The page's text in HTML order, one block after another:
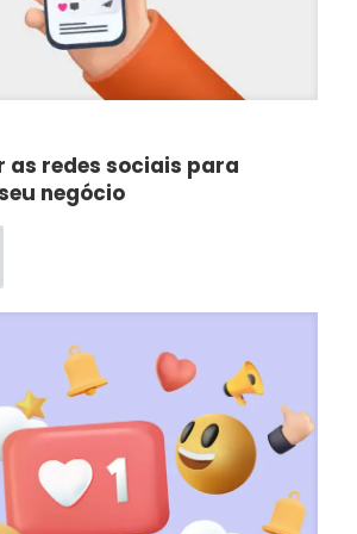
as redes sociais para
negócio